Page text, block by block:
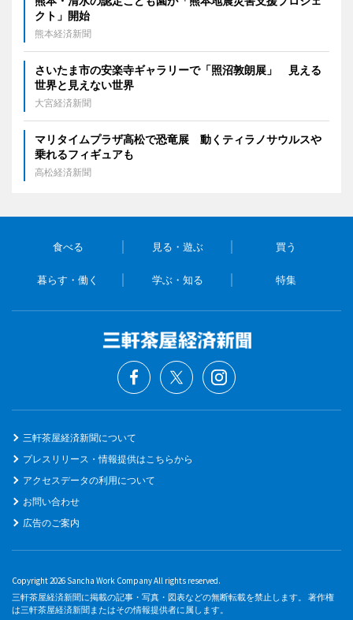
クト」開始
熊本経済新聞
さいたま市の安楽寺ギャラリーで「照沼敦朗展」 見える
世界と見えない世界
大宮経済新聞
マリタイムプラザ高松で恐竜展 動くティラノサウルスや
乗れるフィギュアも
高松経済新聞
食べる 見る・遊ぶ 買う
暮らす・働く 学ぶ・知る 特集
三軒茶屋経済新聞について
プレスリリース・情報提供はこちらから
アクセスデータの利用について
お問い合わせ
広告のご案内
Copyright 2026 Sancha Work Company All rights reserved.
三軒茶屋経済新聞に掲載の記事・写真・図表などの無断転載を禁止します。 著作権
は三軒茶屋経済新聞またはその情報提供者に属します。